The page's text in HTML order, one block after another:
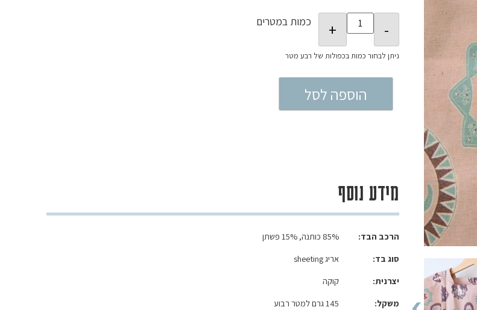
כמות במטרים
הוספה לסל
מידע נוסף
הרכב הבד
85% כותנה, 15% פשתן
סוג בד
אריג sheeting
יצרנית
קוקה
משקל
145 גרם למטר רבוע